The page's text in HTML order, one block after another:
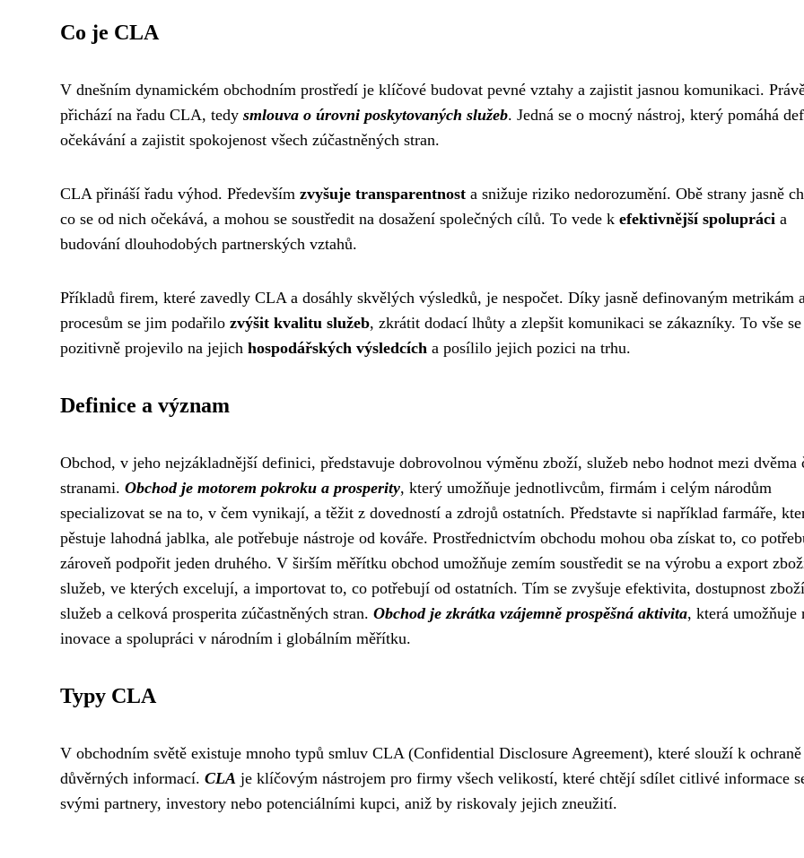
Co je CLA
V dnešním dynamickém obchodním prostředí je klíčové budovat pevné vztahy a zajistit jasnou komunikaci.
přichází na řadu CLA, tedy smlouva o úrovni poskytovaných služeb. Jedná se o mocný nástroj, který pomáhá
očekávání a zajistit spokojenost všech zúčastněných stran.
CLA přináší řadu výhod. Především zvyšuje transparentnost a snižuje riziko nedorozumění. Obě strany jasně
co se od nich očekává, a mohou se soustředit na dosažení společných cílů. To vede k efektivnější spolupráci a
budování dlouhodobých partnerských vztahů.
Příkladů firem, které zavedly CLA a dosáhly skvělých výsledků, je nespočet. Díky jasně definovaným metrikám
procesům se jim podařilo zvýšit kvalitu služeb, zkrátit dodací lhůty a zlepšit komunikaci se zákazníky. To vše se
pozitivně projevilo na jejich hospodářských výsledcích a posílilo jejich pozici na trhu.
Definice a význam
Obchod, v jeho nejzákladnější definici, představuje dobrovolnou výměnu zboží, služeb nebo hodnot mezi dvěma
stranami. Obchod je motorem pokroku a prosperity, který umožňuje jednotlivcům, firmám i celým národům
specializovat se na to, v čem vynikají, a těžit z dovedností a zdrojů ostatních. Představte si například farmáře,
pěstuje lahodná jablka, ale potřebuje nástroje od kováře. Prostřednictvím obchodu mohou oba získat to, co
zároveň podpořit jeden druhého. V širším měřítku obchod umožňuje zemím soustředit se na výrobu a export
služeb, ve kterých excelují, a importovat to, co potřebují od ostatních. Tím se zvyšuje efektivita, dostupnost
služeb a celková prosperita zúčastněných stran. Obchod je zkrátka vzájemně prospěšná aktivita, která umožňuje
inovace a spolupráci v národním i globálním měřítku.
Typy CLA
V obchodním světě existuje mnoho typů smluv CLA (Confidential Disclosure Agreement), které slouží k ochraně
důvěrných informací. CLA je klíčovým nástrojem pro firmy všech velikostí, které chtějí sdílet citlivé informace
svými partnery, investory nebo potenciálními kupci, aniž by riskovaly jejich zneužití.